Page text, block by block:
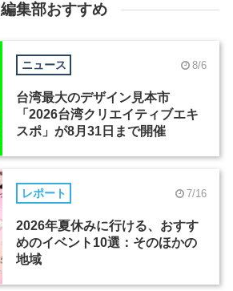
編集部おすすめ
ニュース 8/6
台湾最大のデザイン見本市
「2026台湾クリエイティブエキ
スポ」が8月31日まで開催
レポート 7/16
2026年夏休みに行ける、おすす
めのイベント10選：そのほかの
地域